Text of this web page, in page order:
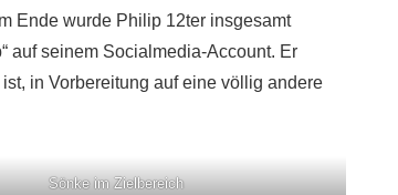
Ende wurde Philip 12ter insgesamt
auf seinem Socialmedia-Account. Er
in Vorbereitung auf eine völlig andere
Sönke im Zielbereich